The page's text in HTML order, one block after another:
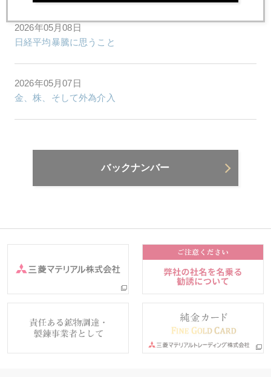
2026年05月08日
日経平均暴騰に思うこと
2026年05月07日
金、株、そして外為介入
バックナンバー